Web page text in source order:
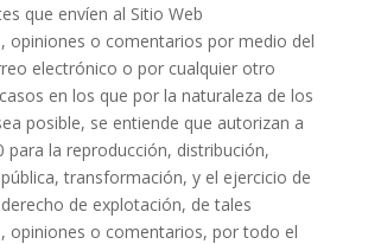
que envíen al Sitio Web
opiniones o comentarios por medio del
electrónico o por cualquier otro
en los que por la naturaleza de los
posible, se entiende que autorizan a
para la reproducción, distribución,
transformación, y el ejercicio de
de explotación, de tales
opiniones o comentarios, por todo el